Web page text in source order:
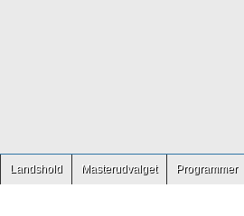
Landshold Masterudvalget Programmer